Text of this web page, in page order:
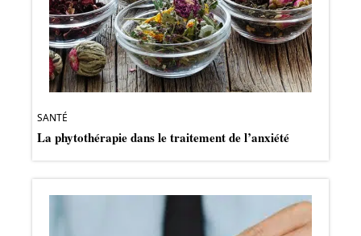
SANTÉ
La phytothérapie dans le traitement de l’anxiété